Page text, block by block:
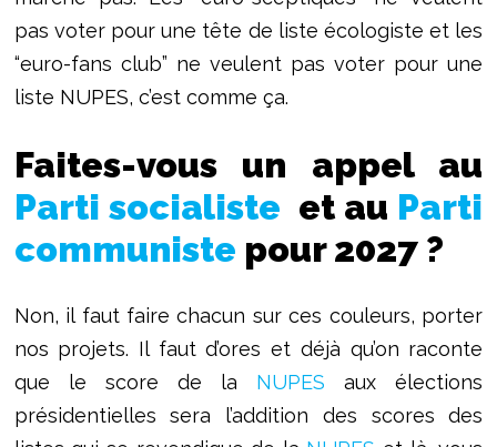
pas voter pour une tête de liste écologiste et les
“euro-fans club” ne veulent pas voter pour une
liste NUPES, c’est comme ça.
Faites-vous un appel au
Parti socialiste et au Parti
communiste pour 2027 ?
Non, il faut faire chacun sur ces couleurs, porter
nos projets. Il faut d’ores et déjà qu’on raconte
que le score de la NUPES aux élections
présidentielles sera l’addition des scores des